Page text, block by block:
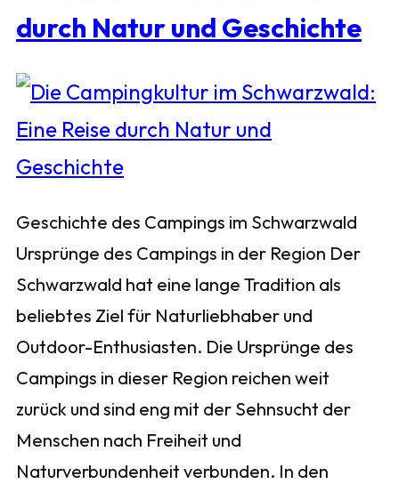
durch Natur und Geschichte
Geschichte des Campings im Schwarzwald
Ursprünge des Campings in der Region Der
Schwarzwald hat eine lange Tradition als
beliebtes Ziel für Naturliebhaber und
Outdoor-Enthusiasten. Die Ursprünge des
Campings in dieser Region reichen weit
zurück und sind eng mit der Sehnsucht der
Menschen nach Freiheit und
Naturverbundenheit verbunden. In den